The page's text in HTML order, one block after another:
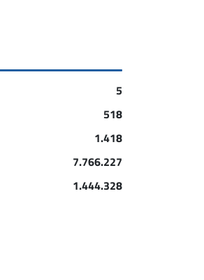
5
518
1.418
7.766.227
1.444.328